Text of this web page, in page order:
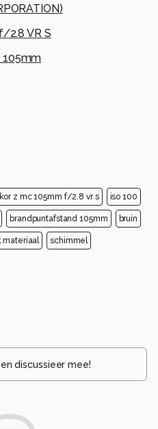
)
2.8 VR S
105mm
z mc 105mm f/2.8 vr s iso 100
brandpuntafstand 105mm bruin
materiaal schimmel
en discussieer mee!